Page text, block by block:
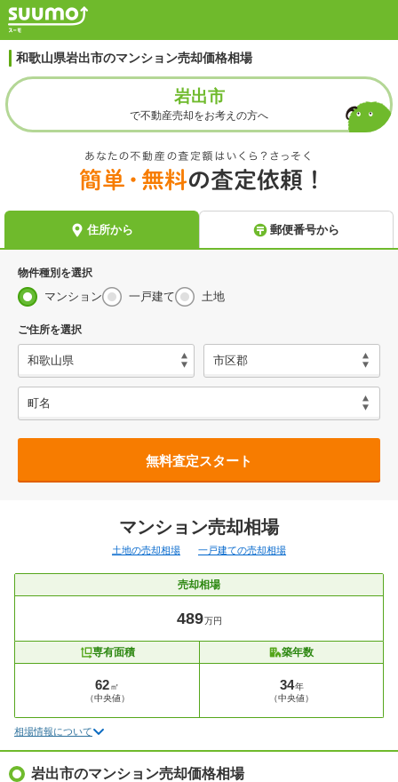
和歌山県岩出市のマンション売却価格相場
岩出市
で不動産売却をお考えの方へ
物件種別を選択
マンション 一戸建て 土地
ご住所を選択
無料査定スタート
マンション売却相場
土地の売却相場 一戸建ての売却相場
売却相場
489万円
専有面積
62㎡
（中央値）
築年数
34年
（中央値）
相場情報について
岩出市のマンション売却価格相場